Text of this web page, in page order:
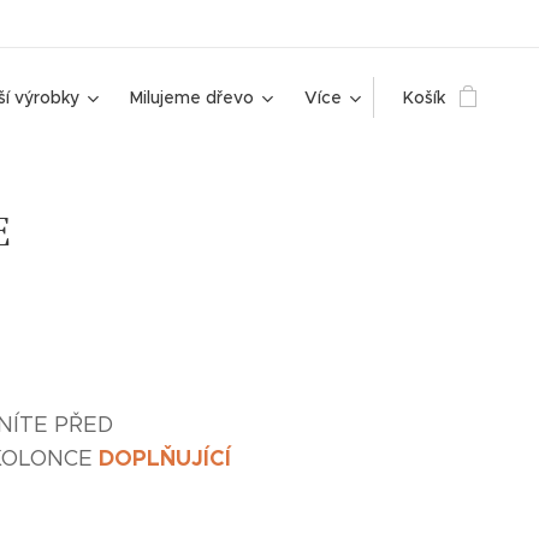
výrobky Milujeme dřevo Více Košík
PŘED
DOPLŇUJÍCÍ